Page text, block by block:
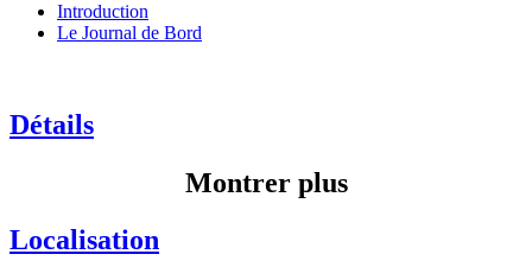
Introduction
Le Journal de Bord
Détails
Montrer plus
Localisation